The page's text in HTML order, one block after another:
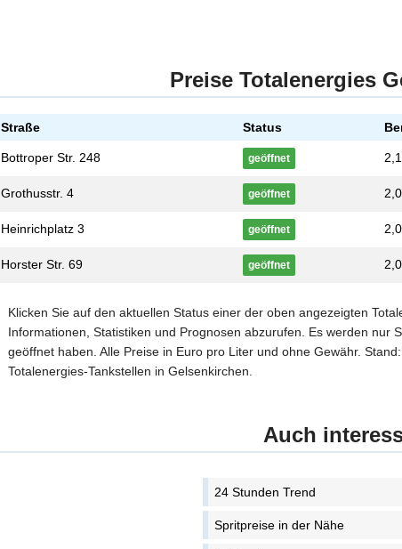
Preise Totalenergies
Straße Status
Bottroper Str. 248 geöffnet
Grothusstr. 4 geöffnet
Heinrichplatz 3 geöffnet
Horster Str. 69 geöffnet
Klicken Sie auf den aktuellen Status einer der oben angezeigten
Informationen, Statistiken und Prognosen abzurufen. Es werden nur
geöffnet haben. Alle Preise in Euro pro Liter und ohne Gewähr.
Totalenergies-Tankstellen in Gelsenkirchen.
Auch
24 Stunden Trend
Spritpreise in der Nähe